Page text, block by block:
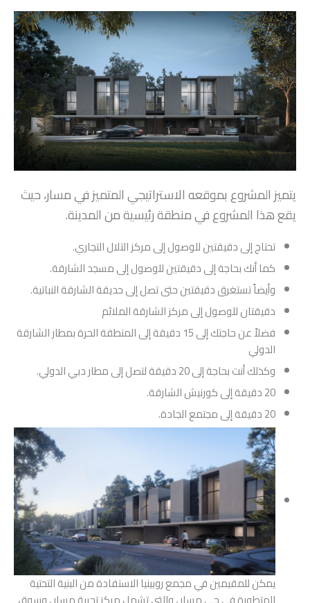
يتميز المشروع بموقعه الاستراتيجي المتميز في مسار، حيث
يقع هذا المشروع في منطقة رئيسية من المدينة.
تحتاج إلى دقيقتين للوصول إلى مركز التلال التجاري.
كما أنك بحاجة إلى دقيقتين للوصول إلى مسجد الشارقة.
وأيضاً تستغرق دقيقتين حتى تصل إلى حديقة الشارقة النباتية.
دقيقتان للوصول إلى مركز الشارقة الملائم
فضلاً عن حاجتك إلى 15 دقيقة إلى المنطقة الحرة بمطار الشارقة
الدولي
وكذلك أنت بحاجة إلى 20 دقيقة لتصل إلى مطار دبي الدولي.
20 دقيقة إلى كورنيش الشارقة.
20 دقيقة إلى مجتمع الجادة.
يمكن للمقيمين في مجمع روبينيا الاستفادة من البنية التحتية